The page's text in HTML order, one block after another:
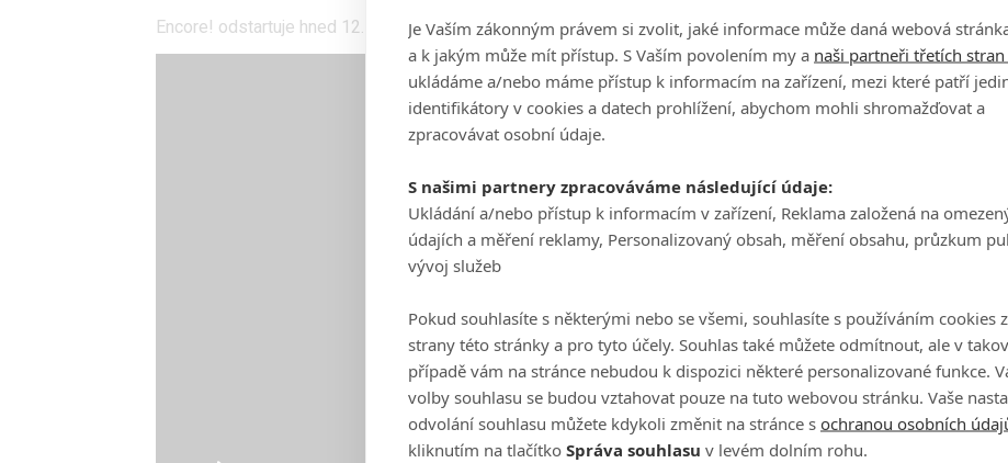
Encore! odstartuje hned 12. listopadu během spuštěníDisney+ v USA.
Je Vaším zákonným právem si zvolit, jaké informace může daná webová
a k jakým může mít přístup. S Vaším povolením my a naši partneři třetích
ukládáme a/nebo máme přístup k informacím na zařízení, mezi které patří
identifikátory v cookies a datech prohlížení, abychom mohli shromažďovat a
zpracovávat osobní údaje.
S našimi partnery zpracováváme následující údaje:
Ukládání a/nebo přístup k informacím v zařízení, Reklama založená na
údajích a měření reklamy, Personalizovaný obsah, měření obsahu, průzkum
vývoj služeb
Pokud souhlasíte s některými nebo se všemi, souhlasíte s používáním cookies
strany této stránky a pro tyto účely. Souhlas také můžete odmítnout, ale v
případě vám na stránce nebudou k dispozici některé personalizované funkce.
volby souhlasu se budou vztahovat pouze na tuto webovou stránku. Vaše
odvolání souhlasu můžete kdykoli změnit na stránce s ochranou osobních
kliknutím na tlačítko Správa souhlasu v levém dolním rohu.